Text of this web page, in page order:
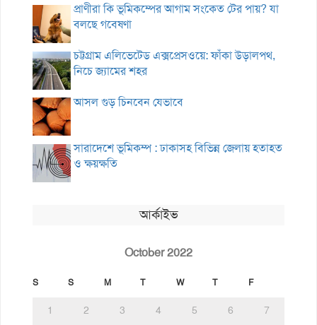
প্রাণীরা কি ভূমিকম্পের আগাম সংকেত টের পায়? যা
বলছে গবেষণা
চট্টগ্রাম এলিভেটেড এক্সপ্রেসওয়ে: ফাঁকা উড়ালপথ,
নিচে জ্যামের শহর
আসল গুড় চিনবেন যেভাবে
সারাদেশে ভূমিকম্প : ঢাকাসহ বিভিন্ন জেলায় হতাহত
ও ক্ষয়ক্ষতি
আর্কাইভ
October 2022
S S M T W T F
1 2 3 4 5 6
7